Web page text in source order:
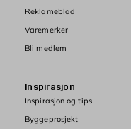
Reklameblad
Varemerker
Bli medlem
Inspirasjon
Inspirasjon og tips
Byggeprosjekt